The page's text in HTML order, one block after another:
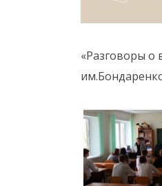
«Разговоры о